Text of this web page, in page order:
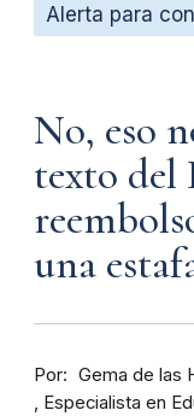
Alerta para
No, eso
texto del
una
Por
Gema de las
Especialista en